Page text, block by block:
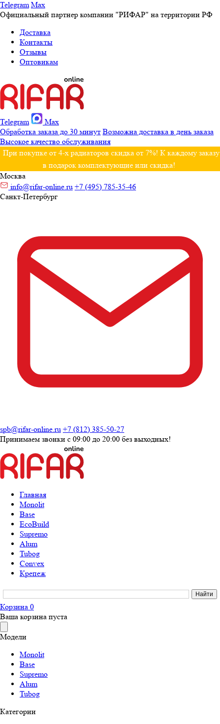
Telegram Max
Официальный партнер компании "РИФАР" на территории РФ
Доставка
Контакты
Отзывы
Оптовикам
Telegram
Max
Обработка заказа до 30 минут Возможна доставка в день заказа
Высокое качество обслуживания
При покупке от 4-х радиаторов скидка от 7%! К каждому заказу
в подарок комплектующие или скидка!
Москва
info@rifar-online.ru +7 (495) 785-35-46
Санкт-Петербург
spb@rifar-online.ru +7 (812) 385-50-27
Принимаем звонки с 09:00 до 20:00 без выходных!
Главная
Monolit
Base
EcoBuild
Supremo
Alum
Tubog
Convex
Крепеж
Корзина 0
Ваша корзина пуста
Модели
Monolit
Base
Supremo
Alum
Tubog
Категории